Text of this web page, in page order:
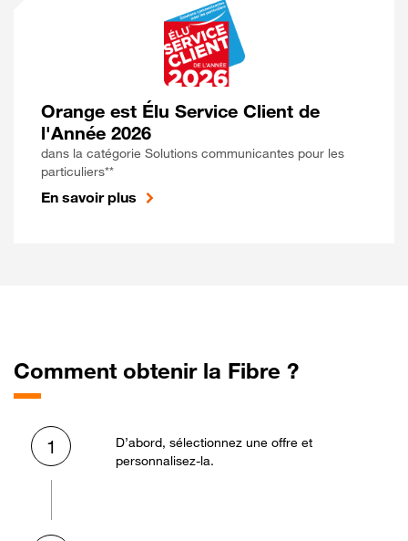
Orange est Élu Service Client de
l'Année 2026
dans la catégorie Solutions communicantes pour les
particuliers**
En savoir plus
Comment obtenir la Fibre ?
1
D’abord, sélectionnez une offre et
personnalisez-la.